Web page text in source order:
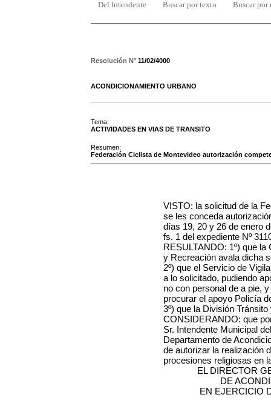
Del Intendente Buscar por texto Buscar por
Resolución N° 11/02/4000
ACONDICIONAMIENTO URBANO
Tema:
ACTIVIDADES EN VIAS DE TRANSITO
Resumen:
Federación Ciclista de Montevideo autorización
VISTO: la solicitud de la
se les conceda
días 19, 20 y 26 de enero
fs. 1 del expediente Nº
RESULTANDO: 1º) que
y Recreación avala dicha
2º) que el Servicio de
a lo solicitado, pudiendo
no con personal de a pie,
procurar el apoyo Policía
3º) que la División
CONSIDERANDO: que
Sr. Intendente Municipal
Departamento de
de autorizar la realización
procesiones religiosas en
EL DIRECTOR
DE
EN EJERCICIO